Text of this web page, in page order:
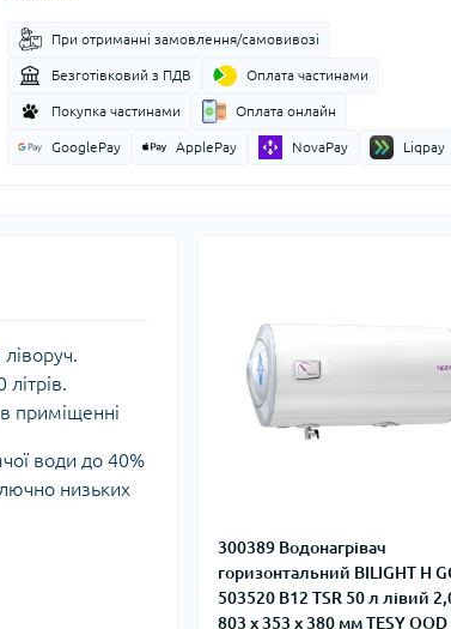
При отриманні замовлення/самовивозі
Безготівковий з ПДВ Оплата частинами
Покупка частинами Оплата онлайн
GooglePay ApplePay NovaPay Liqpay
300389 Водонагрівач
горизонтальний BILIGHT H
503520 B12 TSR 50 л лівий
803 x 353 x 380 мм TESY OOD
приміщенні
води до 40%
низьких